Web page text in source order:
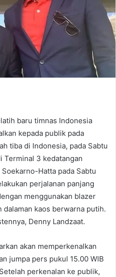
baru timnas Indonesia
kepada publik pada
tiba di Indonesia, pada Sabtu
Terminal 3 kedatangan
Hatta pada Sabtu
perjalanan panjang
menggunakan blazer
kaos berwarna putih.
Denny Landzaat.
akan memperkenalkan
jumpa pers pukul 15.00 WIB
perkenalan ke publik,